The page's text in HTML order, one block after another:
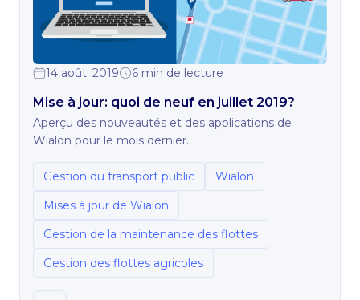
14 août. 2019 6 min de lecture
Mise à jour: quoi de neuf en juillet 2019?
Aperçu des nouveautés et des applications de
Wialon pour le mois dernier.
Gestion du transport public
Wialon
Mises à jour de Wialon
Gestion de la maintenance des flottes
Gestion des flottes agricoles